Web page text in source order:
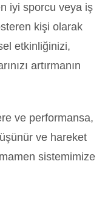
iyi sporcu veya iş
kişi olarak
etkinliğinizi,
artırmanın
ve performansa,
ve hareket
sistemimize